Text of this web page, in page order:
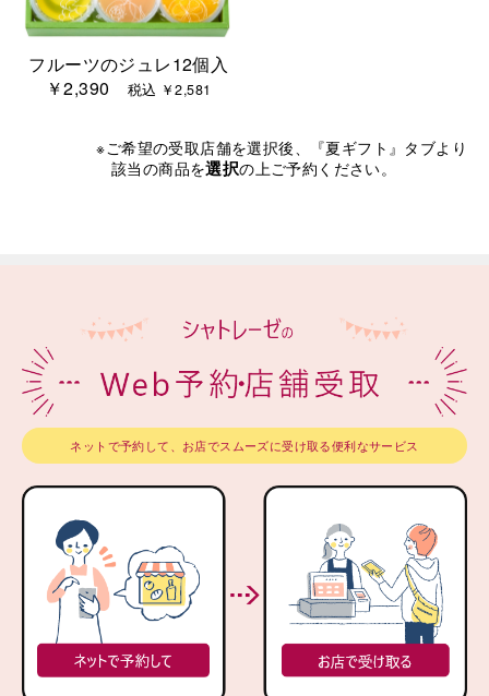
フルーツのジュレ12個入
￥2,390
税込 ￥2,581
※ご希望の受取店舗を選択後、『夏ギフト』タブより
該当の商品を選択の上ご予約ください。
ネットで予約して、お店でスムーズに受け取る便利なサービス